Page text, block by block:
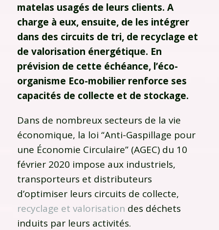
matelas usagés de leurs clients. A
charge à eux, ensuite, de les intégrer
dans des circuits de tri, de recyclage et
de valorisation énergétique. En
prévision de cette échéance, l’éco-
organisme Eco-mobilier renforce ses
capacités de collecte et de stockage.
Dans de nombreux secteurs de la vie
économique, la loi “Anti-Gaspillage pour
une Économie Circulaire” (AGEC) du 10
février 2020 impose aux industriels,
transporteurs et distributeurs
d’optimiser leurs circuits de collecte,
recyclage et valorisation des déchets
induits par leurs activités.